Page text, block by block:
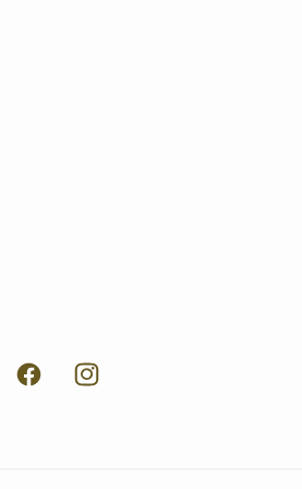
FacebookInstagram